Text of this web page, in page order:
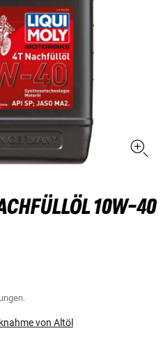
10W-40
von Altöl